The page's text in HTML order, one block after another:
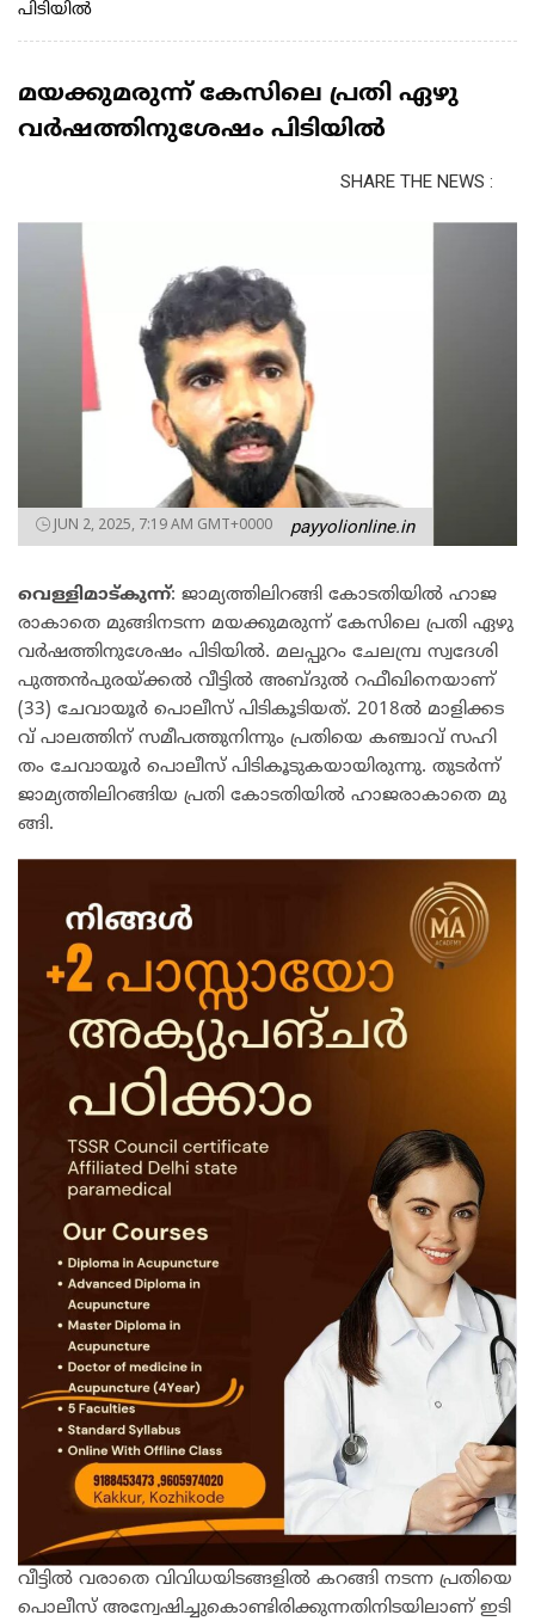
പിടിയിൽ
മയക്കുമരുന്ന് കേസിലെ പ്രതി ഏഴു
വർഷത്തിനുശേഷം പിടിയിൽ
SHARE THE NEWS :
JUN 2, 2025, 7:19 AM GMT+0000 payyolionline.in
വെ​ള്ളി​മാ​ട്കു​ന്ന്: ജാ​മ്യ​ത്തി​ലി​റ​ങ്ങി കോ​ട​തി​യി​ൽ ഹാ​ജ​
രാ​കാ​തെ മു​ങ്ങി​ന​ട​ന്ന മ​യ​ക്കു​മ​രു​ന്ന് കേ​സി​ലെ പ്ര​തി ഏ​ഴു
വ​ർ​ഷ​ത്തി​നു​ശേ​ഷം പി​ടി​യി​ൽ. മ​ല​പ്പു​റം ചേ​ല​മ്പ്ര സ്വ​ദേ​ശി
പു​ത്ത​ൻ​പു​ര​യ്ക്ക​ൽ വീ​ട്ടി​ൽ അ​ബ്ദു​ൽ റ​ഫീ​ഖി​നെ​യാ​ണ്
(33) ചേ​വാ​യൂ​ർ പൊ​ലീ​സ് പി​ടി​കൂ​ടി​യ​ത്. 2018ൽ ​മാ​ളി​ക്ക​ട​
വ് പാ​ല​ത്തി​ന് സ​മീ​പ​ത്തു​നി​ന്നും പ്ര​തി​യെ ക​ഞ്ചാ​വ് സ​ഹി​
തം ചേ​വാ​യൂ​ർ പൊ​ലീ​സ് പി​ടി​കൂ​ടു​ക​യാ​യി​രു​ന്നു. തു​ട​ർ​ന്ന്
ജാ​മ്യ​ത്തി​ലി​റ​ങ്ങി​യ പ്ര​തി കോ​ട​തി​യി​ൽ ഹാ​ജ​രാ​കാ​തെ മു​
ങ്ങി.
വീ​ട്ടി​ൽ വ​രാ​തെ വി​വി​ധ​യി​ട​ങ്ങ​ളി​ൽ ക​റ​ങ്ങി ന​ട​ന്ന പ്ര​തി​യെ
പൊ​ലീ​സ് അ​ന്വേ​ഷി​ച്ചു​കൊ​ണ്ടി​രി​ക്കു​ന്ന​തി​നി​ട​യി​ലാ​ണ് ഇ​ടി​